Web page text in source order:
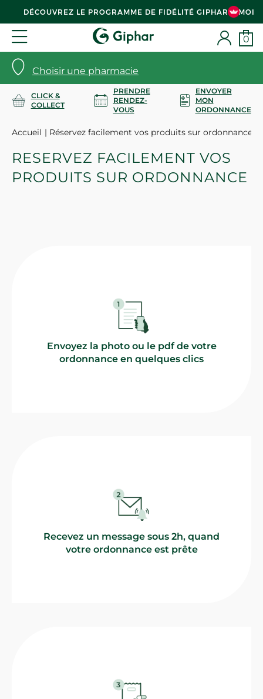
DÉCOUVREZ LE PROGRAMME DE FIDÉLITÉ GIPHAR & MOI
Choisir une pharmacie
0
CLICK &
COLLECT
PRENDRE
RENDEZ-
VOUS
ENVOYER
MON
ORDONNANCE
Accueil Réservez facilement vos produits sur ordonnance
RESERVEZ FACILEMENT VOS
PRODUITS SUR ORDONNANCE
Envoyez la photo ou le pdf de votre
ordonnance en quelques clics
Recevez un message sous 2h, quand
votre ordonnance est prête